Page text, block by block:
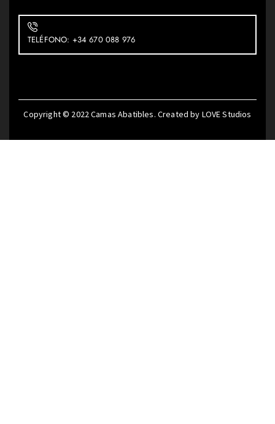
TELÉFONO: +34 670 088 976
Copyright © 2022Camas Abatibles. Created by LOVE Studios